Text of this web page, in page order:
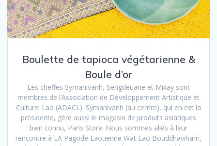
Boulette de tapioca végétarienne &
Boule d’or
Les cheffes Symanivanh, Sengdeuane et Mixay sont
membres de l’Association de Développement Artistique et
Culturel Lao (ADACL). Symanivanh (au centre), qui en est la
présidente, gère aussi le magasin de produits asiatiques
bien connu, Paris Store. Nous sommes allés à leur
rencontre à LA Pagode Laotienne Wat Lao Bouddhaviharn,